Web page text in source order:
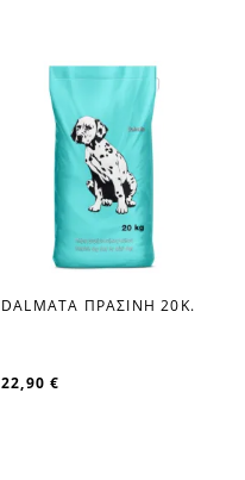
favorite_border
DALMATA ΠΡΑΣΙΝΗ 20Κ.
22,90 €